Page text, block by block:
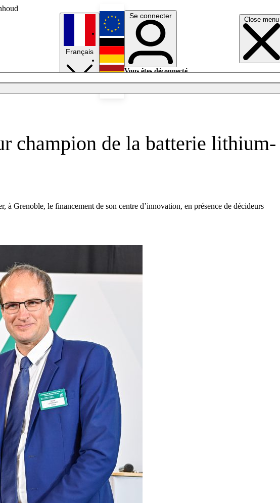
Close menu
Français
English
Deutsch
Se connecter
Vous êtes déconnecté.
champion de la batterie lithium-
Grenoble, le financement de son centre d’innovation, en présence de décideurs